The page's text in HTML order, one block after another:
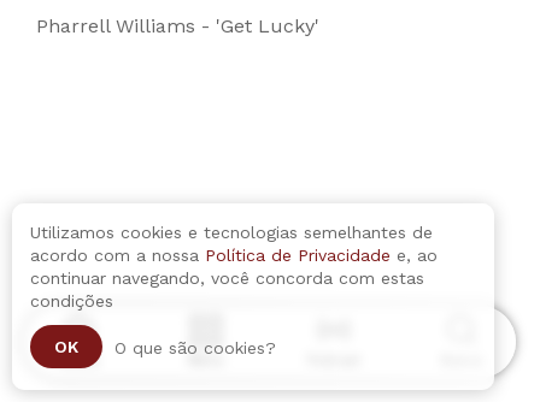
Pharrell Williams - 'Get Lucky'
Utilizamos cookies e tecnologias semelhantes de
acordo com a nossa Política de Privacidade e, ao
continuar navegando, você concorda com estas
condições
OK O que são cookies?
Home